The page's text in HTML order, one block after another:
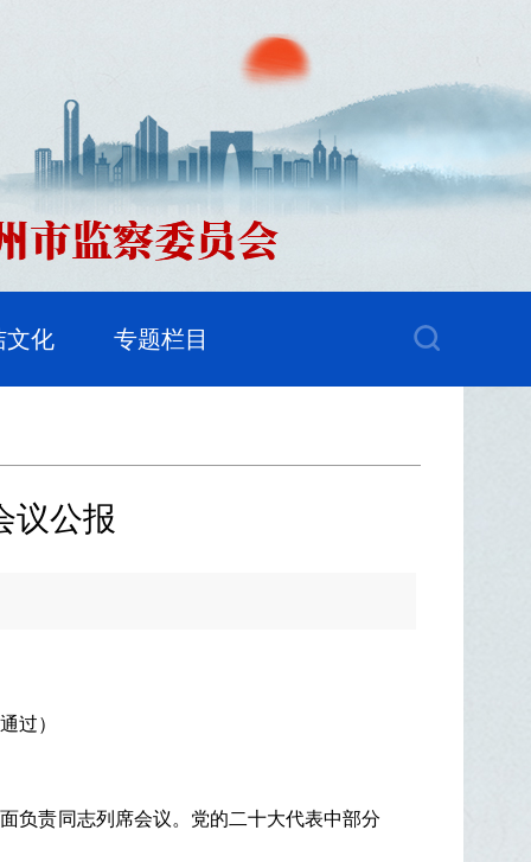
文化 专题栏目
议公报
过）
负责同志列席会议。党的二十大代表中部分